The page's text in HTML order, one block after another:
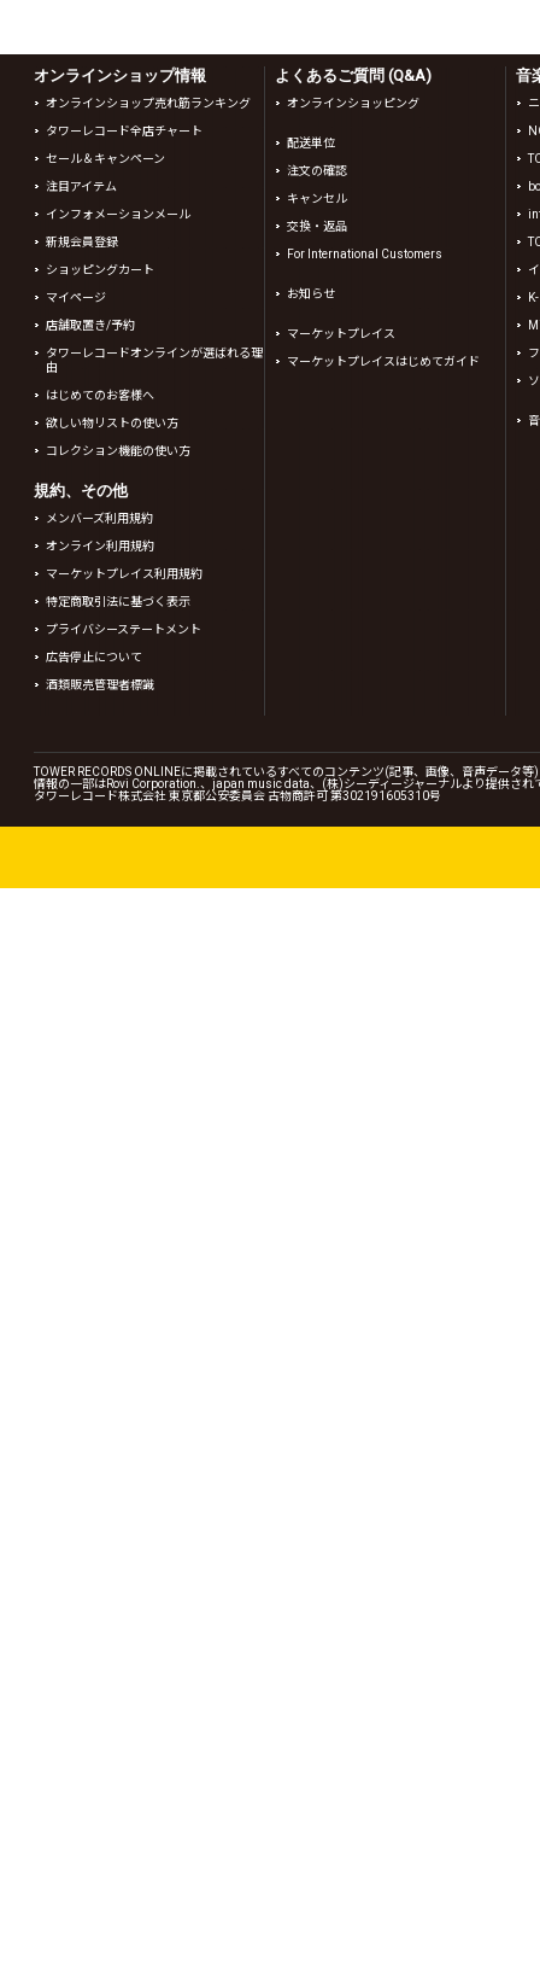
オンラインショップ情報
オンラインショップ売れ筋ランキング
タワーレコード全店チャート
セール＆キャンペーン
注目アイテム
インフォメーションメール
新規会員登録
ショッピングカート
マイページ
店舗取置き/予約
タワーレコードオンラインが選ばれる理
由
はじめてのお客様へ
欲しい物リストの使い方
コレクション機能の使い方
規約、その他
メンバーズ利用規約
オンライン利用規約
マーケットプレイス利用規約
特定商取引法に基づく表示
プライバシーステートメント
広告停止について
酒類販売管理者標識
よくあるご質問 (Q&A)
オンラインショッピング
配送単位
注文の確認
キャンセル
交換・返品
For International Customers
お知らせ
マーケットプレイス
マーケットプレイスはじめてガイド
音
TOWER RECORDS ONLINEに掲載されているすべてのコンテンツ(記事、画像、音声データ
情報の一部はRovi Corporation.、japan music data、(株)シーディージャーナルより提供され
タワーレコード株式会社 東京都公安委員会 古物商許可 第302191605310号